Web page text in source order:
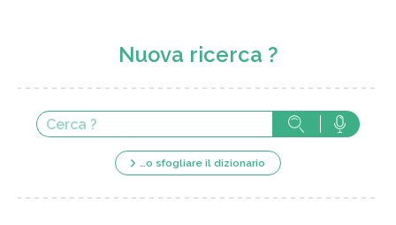
Nuova ricerca ?
…o sfogliare il dizionario